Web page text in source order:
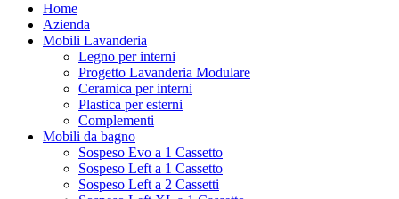
Home
Azienda
Mobili Lavanderia
Legno per interni
Progetto Lavanderia Modulare
Ceramica per interni
Plastica per esterni
Complementi
Mobili da bagno
Sospeso Evo a 1 Cassetto
Sospeso Left a 1 Cassetto
Sospeso Left a 2 Cassetti